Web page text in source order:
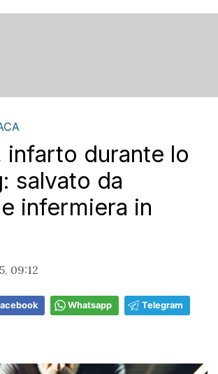
infarto durante lo
salvato da
infermiera in
09:12
Whatsapp Telegram